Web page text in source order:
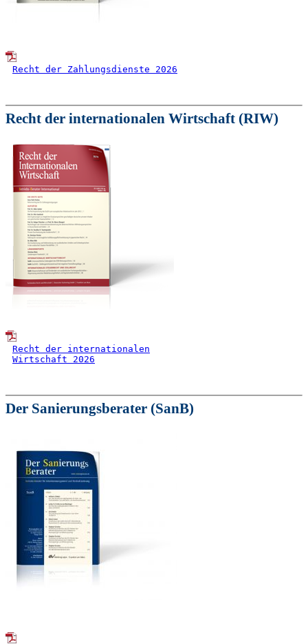
Recht der Zahlungsdienste 2026
Recht der internationalen Wirtschaft (RIW)
Recht der internationalen
Wirtschaft 2026
Der Sanierungsberater (SanB)